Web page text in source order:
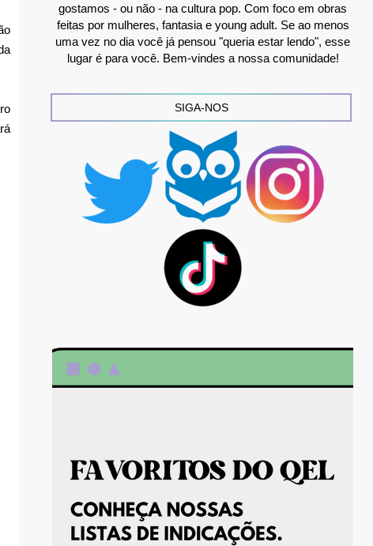
gostamos - ou não - na cultura pop. Com foco em obras
feitas por mulheres, fantasia e young adult. Se ao menos
uma vez no dia você já pensou "queria estar lendo", esse
lugar é para você. Bem-vindes a nossa comunidade!
SIGA-NOS